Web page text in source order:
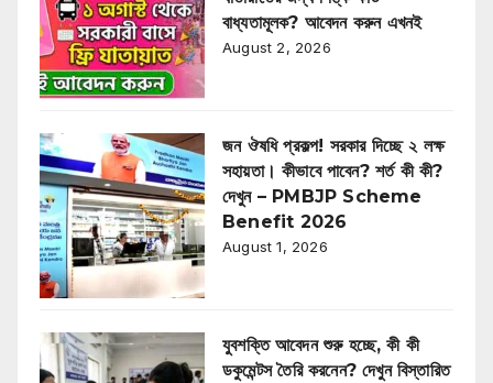
বাধ্যতামূলক? আবেদন করুন এখনই
August 2, 2026
জন ঔষধি প্রকল্প! সরকার দিচ্ছে ২ লক্ষ
সহায়তা। কীভাবে পাবেন? শর্ত কী কী?
দেখুন – PMBJP Scheme
Benefit 2026
August 1, 2026
যুবশক্তি আবেদন শুরু হচ্ছে, কী কী
ডকুমেন্টস তৈরি করনেন? দেখুন বিস্তারিত